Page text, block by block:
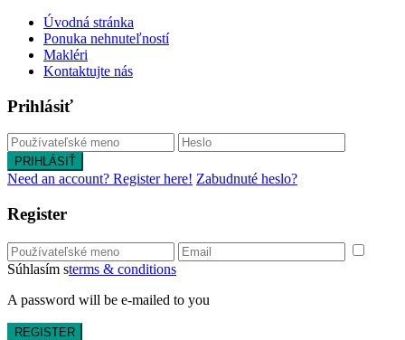
Úvodná stránka
Ponuka nehnuteľností
Makléri
Kontaktujte nás
Prihlásiť
PRIHLÁSIŤ
Need an account? Register here! Zabudnuté heslo?
Register
Súhlasím sterms & conditions
A password will be e-mailed to you
REGISTER